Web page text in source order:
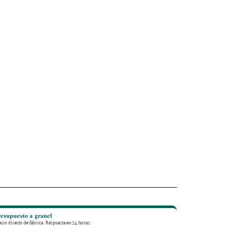
a granel
directo de fábrica. Respuesta en 24 horas.